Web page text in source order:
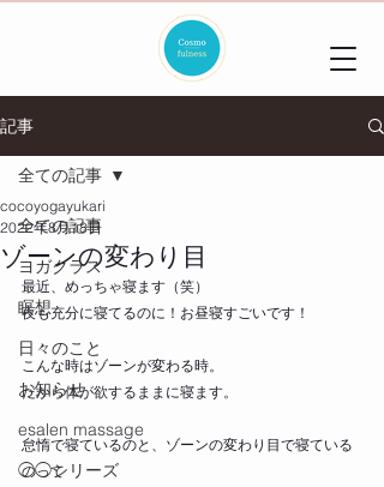
記事
全ての記事
ヨガクラス
瞑想
日々のこと
お知らせ
esalen massage
◯◯シリーズ
全ての記事
ゾーンの変わり目
cocoyogayukari
2022年8月18日
最近、めっちゃ寝ます（笑）
夜も充分に寝てるのに！お昼寝すごいです！
こんな時はゾーンが変わる時。
だから体が欲するままに寝ます。
怠惰で寝ているのと、ゾーンの変わり目で寝ている
のって